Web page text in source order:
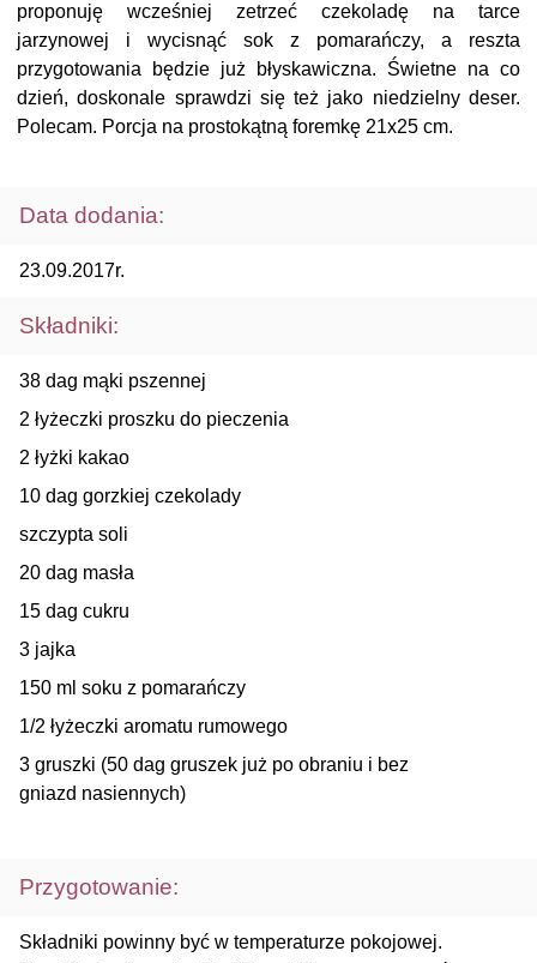
proponuję wcześniej zetrzeć czekoladę na tarce
jarzynowej i wycisnąć sok z pomarańczy, a reszta
przygotowania będzie już błyskawiczna. Świetne na co
dzień, doskonale sprawdzi się też jako niedzielny deser.
Polecam. Porcja na prostokątną foremkę 21x25 cm.
Data dodania:
23.09.2017r.
Składniki:
38 dag mąki pszennej
2 łyżeczki proszku do pieczenia
2 łyżki kakao
10 dag gorzkiej czekolady
szczypta soli
20 dag masła
15 dag cukru
3 jajka
150 ml soku z pomarańczy
1/2 łyżeczki aromatu rumowego
3 gruszki (50 dag gruszek już po obraniu i bez
gniazd nasiennych)
Przygotowanie:
Składniki powinny być w temperaturze pokojowej.